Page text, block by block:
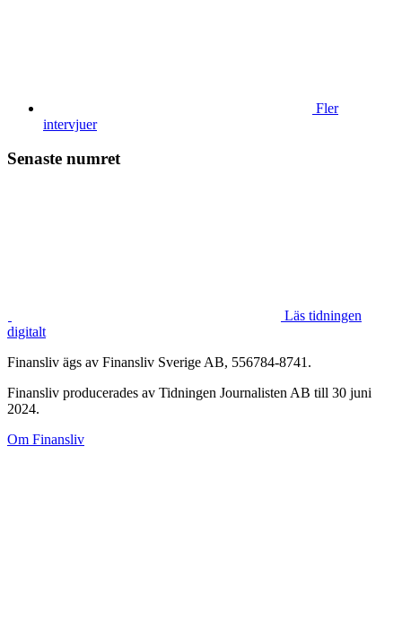
Fler
intervjuer
Senaste numret
Läs tidningen
digitalt
Finansliv ägs av Finansliv Sverige AB, 556784-8741.
Finansliv producerades av Tidningen Journalisten AB till 30 juni
2024.
Om Finansliv